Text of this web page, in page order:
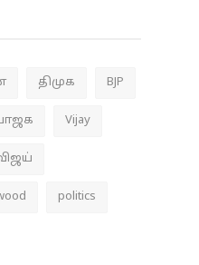
திமுக BJP
Vijay
politics